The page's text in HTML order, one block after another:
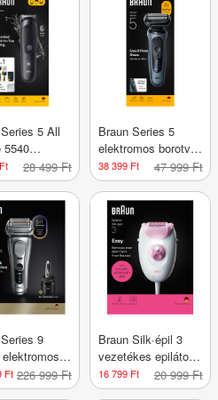
5 All
5540
- 1 db
28 499 Ft
Braun Series 5
elektromos borotva
- 1 db
38 399 Ft 47 999 Ft
9
férfiaknak -
Ft 226 999 Ft
Braun Silk·épil 3
vezetékes epilátor
/rózsaszín - 1 db
16 799 Ft 20 999 Ft